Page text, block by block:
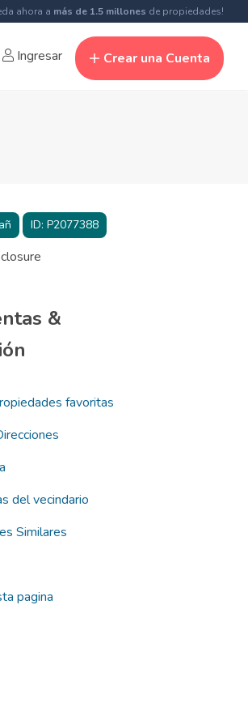
ahora a más de 1.5 millones de propiedades!
Ingresar Crear una Cuenta
ID: P2077388
&
favoritas
del vecindario
Similares
pagina